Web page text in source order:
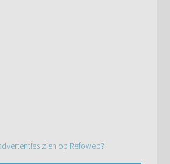
zien op Refoweb?